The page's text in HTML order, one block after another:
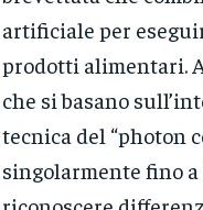
artificiale per
prodotti alimentari.
che si basano
tecnica del “photon
singolarmente fino